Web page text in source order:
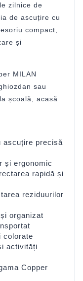
zilnice de
de ascuțire cu
compact,
și
MILAN
sau
școală, acasă
ascuțire precisă
și ergonomic
rapidă și
reziduurilor
organizat
colorate
activități
Copper